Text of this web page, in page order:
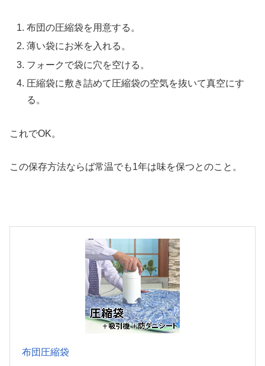
布団の圧縮袋を用意する。
薄い袋にお米を入れる。
フォークで袋に穴を空ける。
圧縮袋に敷き詰めて圧縮袋の空気を抜いて真空にす
る。
これでOK。
この保存方法ならば常温でも1年は味を保つとのこと。
布団圧縮袋